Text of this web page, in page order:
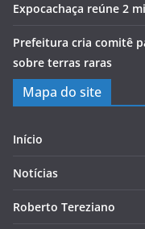
Expocachaça reúne 2
Prefeitura cria comitê
sobre terras raras
Mapa do site
Início
Notícias
Roberto Tereziano